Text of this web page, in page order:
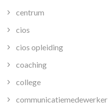
centrum
cios
cios opleiding
coaching
college
communicatiemedewerker